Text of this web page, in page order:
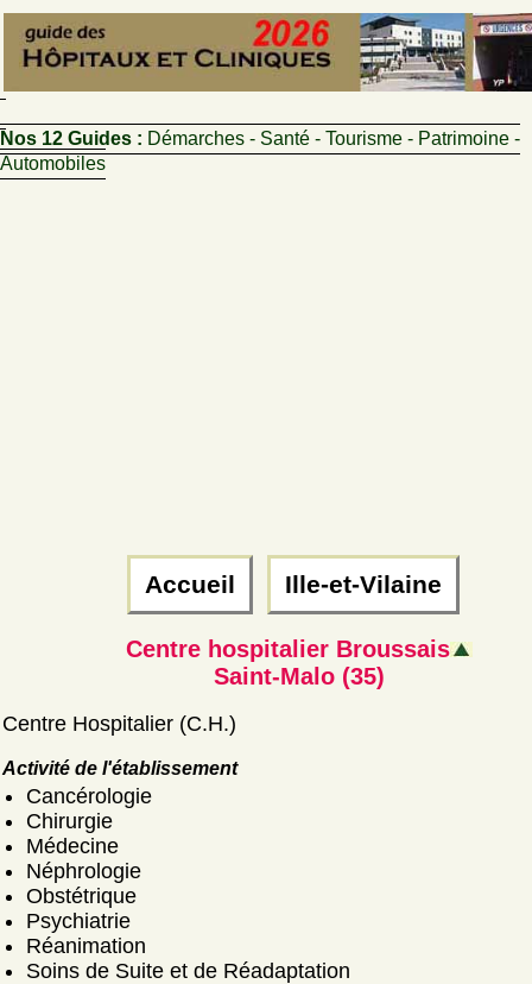
Nos 12 Guides : Démarches - Santé - Tourisme - Patrimoine -
Automobiles
Accueil Ille-et-Vilaine
Centre hospitalier Broussais
Saint-Malo (35)
Centre Hospitalier (C.H.)
Activité de l'établissement
Cancérologie
Chirurgie
Médecine
Néphrologie
Obstétrique
Psychiatrie
Réanimation
Soins de Suite et de Réadaptation